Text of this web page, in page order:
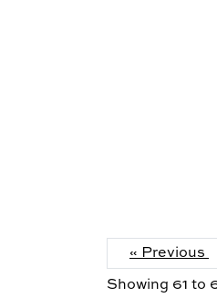
« Previous
Showing 61 to